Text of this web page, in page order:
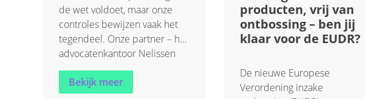
de wet voldoet, maar onze
controles bewijzen vaak het
tegendeel. Onze partner – het
advocatenkantoor Nelissen
Grade – die de juridische
audit in het kader van het
Bekijk meer
producten, vrij van
ontbossing – ben jij
klaar voor de EUDR?
De nieuwe Europese
Verordening inzake